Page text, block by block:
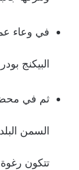
في وعاء
البيكنج
ثم في
السمن
تتكون رغوة